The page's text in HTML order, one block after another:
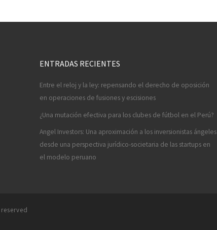
ENTRADAS RECIENTES
Entre el reloj y la ley: repensando el derecho de oposición
en operaciones de fusiones y escisiones
¿Una mutación efectiva para los clubes de fútbol en el Perú?
Angel Investors: Una aproximación a los inversionistas ángeles
desde una perspectiva jurídico-societaria de las startups en
el modelo peruano